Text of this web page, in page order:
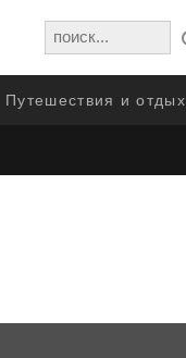
Путешествия и отдых